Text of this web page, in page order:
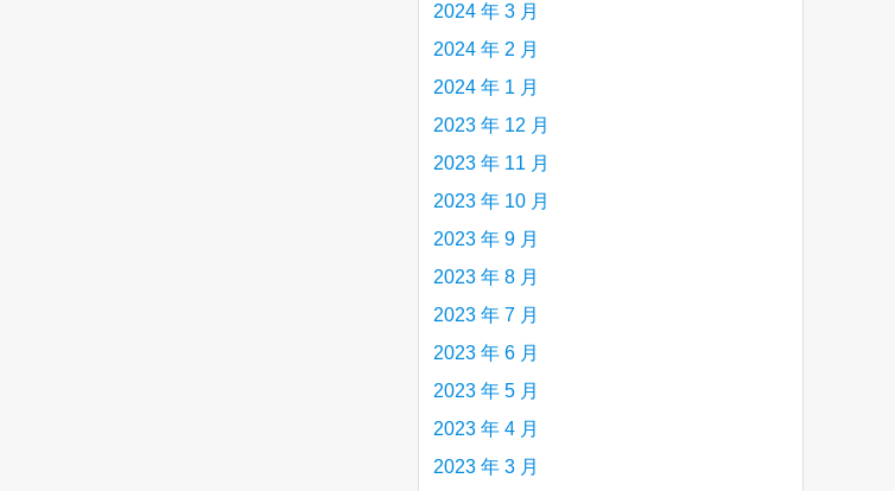
2024 年 3 月
2024 年 2 月
2024 年 1 月
2023 年 12 月
2023 年 11 月
2023 年 10 月
2023 年 9 月
2023 年 8 月
2023 年 7 月
2023 年 6 月
2023 年 5 月
2023 年 4 月
2023 年 3 月